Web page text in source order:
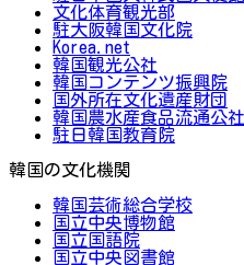
文化体育観光部
駐大阪韓国文化院
Korea.net
韓国観光公社
韓国コンテンツ振興院
国外所在文化遺産財団
韓国農水産食品流通公社
駐日韓国教育院
韓国の文化機関
韓国芸術総合学校
国立中央博物館
国立国語院
国立中央図書館